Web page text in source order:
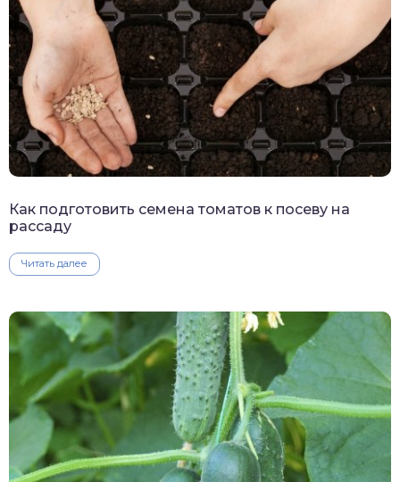
Как подготовить семена томатов к посеву на
рассаду
Читать далее